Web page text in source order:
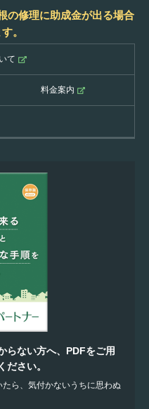
の修理に助成金が出る場合
。
て
料金案内
らない方へ、PDFをご用
ださい。
ら、気付かないうちに思わぬ